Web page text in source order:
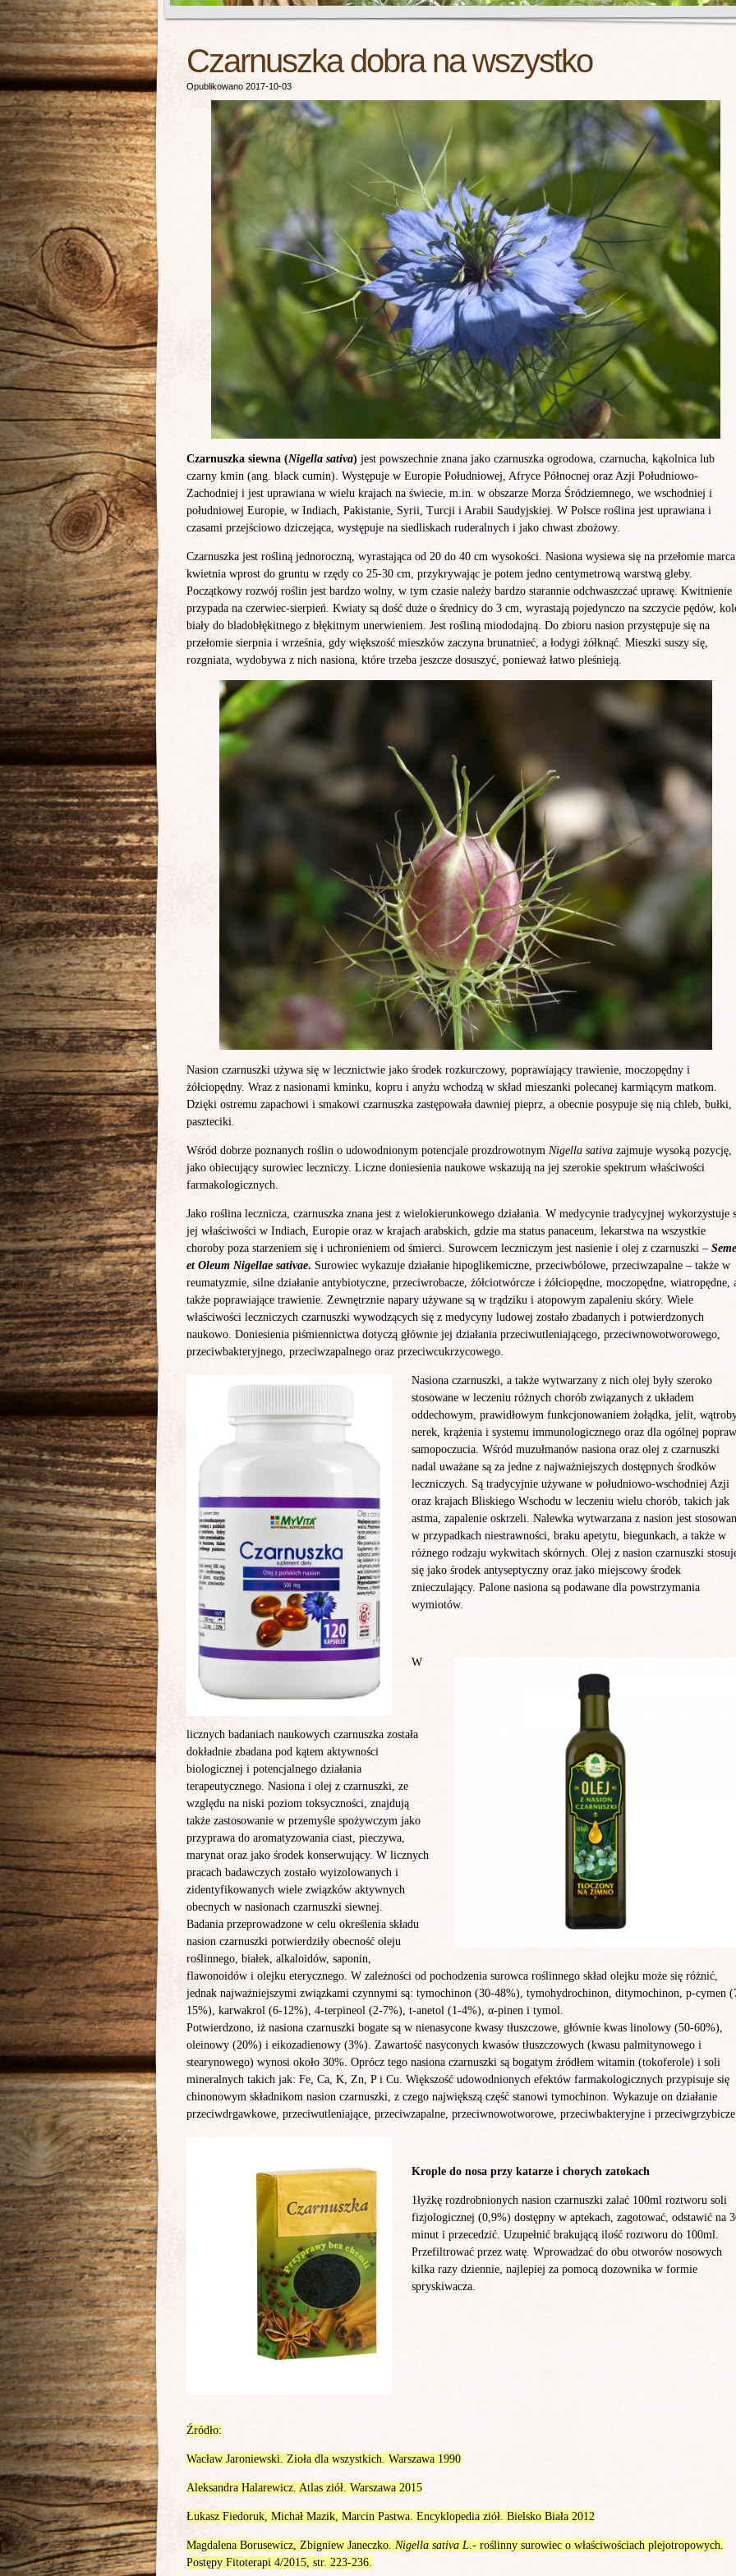
Czarnuszka dobra na wszystko
Opublikowano 2017-10-03
Czarnuszka siewna (Nigella sativa) jest powszechnie znana jako czarnuszka ogrodowa, czarnucha, kąkolnica lub
czarny kmin (ang. black cumin). Występuje w Europie Południowej, Afryce Północnej oraz Azji Południowo-
Zachodniej i jest uprawiana w wielu krajach na świecie, m.in. w obszarze Morza Śródziemnego, we wschodniej i
południowej Europie, w Indiach, Pakistanie, Syrii, Turcji i Arabii Saudyjskiej. W Polsce roślina jest uprawiana i
czasami przejściowo dziczejąca, występuje na siedliskach ruderalnych i jako chwast zbożowy.
Czarnuszka jest rośliną jednoroczną, wyrastająca od 20 do 40 cm wysokości. Nasiona wysiewa się na przełomie
kwietnia wprost do gruntu w rzędy co 25-30 cm, przykrywając je potem jedno centymetrową warstwą gleby.
Początkowy rozwój roślin jest bardzo wolny, w tym czasie należy bardzo starannie odchwaszczać uprawę. Kwitnienie
przypada na czerwiec-sierpień. Kwiaty są dość duże o średnicy do 3 cm, wyrastają pojedynczo na szczycie pędów,
biały do bladobłękitnego z błękitnym unerwieniem. Jest rośliną miododajną. Do zbioru nasion przystępuje się na
przełomie sierpnia i września, gdy większość mieszków zaczyna brunatnieć, a łodygi żółknąć. Mieszki suszy się,
rozgniata, wydobywa z nich nasiona, które trzeba jeszcze dosuszyć, ponieważ łatwo pleśnieją.
Nasion czarnuszki używa się w lecznictwie jako środek rozkurczowy, poprawiający trawienie, moczopędny i
żółciopędny. Wraz z nasionami kminku, kopru i anyżu wchodzą w skład mieszanki polecanej karmiącym matkom.
Dzięki ostremu zapachowi i smakowi czarnuszka zastępowała dawniej pieprz, a obecnie posypuje się nią chleb, bułki,
paszteciki.
Wśród dobrze poznanych roślin o udowodnionym potencjale prozdrowotnym Nigella sativa zajmuje wysoką pozycję,
jako obiecujący surowiec leczniczy. Liczne doniesienia naukowe wskazują na jej szerokie spektrum właściwości
farmakologicznych.
Jako roślina lecznicza, czarnuszka znana jest z wielokierunkowego działania. W medycynie tradycyjnej wykorzystuje
jej właściwości w Indiach, Europie oraz w krajach arabskich, gdzie ma status panaceum, lekarstwa na wszystkie
choroby poza starzeniem się i uchronieniem od śmierci. Surowcem leczniczym jest nasienie i olej z czarnuszki –
et Oleum Nigellae sativae. Surowiec wykazuje działanie hipoglikemiczne, przeciwbólowe, przeciwzapalne – także w
reumatyzmie, silne działanie antybiotyczne, przeciwrobacze, żółciotwórcze i żółciopędne, moczopędne, wiatropędne,
także poprawiające trawienie. Zewnętrznie napary używane są w trądziku i atopowym zapaleniu skóry. Wiele
właściwości leczniczych czarnuszki wywodzących się z medycyny ludowej zostało zbadanych i potwierdzonych
naukowo. Doniesienia piśmiennictwa dotyczą głównie jej działania przeciwutleniającego, przeciwnowotworowego,
przeciwbakteryjnego, przeciwzapalnego oraz przeciwcukrzycowego.
Nasiona czarnuszki, a także wytwarzany z nich olej były szeroko
stosowane w leczeniu różnych chorób związanych z układem
oddechowym, prawidłowym funkcjonowaniem żołądka, jelit,
nerek, krążenia i systemu immunologicznego oraz dla ogólnej
samopoczucia. Wśród muzułmanów nasiona oraz olej z czarnuszki
nadal uważane są za jedne z najważniejszych dostępnych środków
leczniczych. Są tradycyjnie używane w południowo-wschodniej Azji
oraz krajach Bliskiego Wschodu w leczeniu wielu chorób, takich jak
astma, zapalenie oskrzeli. Nalewka wytwarzana z nasion jest
w przypadkach niestrawności, braku apetytu, biegunkach, a także w
różnego rodzaju wykwitach skórnych. Olej z nasion czarnuszki
się jako środek antyseptyczny oraz jako miejscowy środek
znieczulający. Palone nasiona są podawane dla powstrzymania
wymiotów.
W
licznych badaniach naukowych czarnuszka została
dokładnie zbadana pod kątem aktywności
biologicznej i potencjalnego działania
terapeutycznego. Nasiona i olej z czarnuszki, ze
względu na niski poziom toksyczności, znajdują
także zastosowanie w przemyśle spożywczym jako
przyprawa do aromatyzowania ciast, pieczywa,
marynat oraz jako środek konserwujący. W licznych
pracach badawczych zostało wyizolowanych i
zidentyfikowanych wiele związków aktywnych
obecnych w nasionach czarnuszki siewnej.
Badania przeprowadzone w celu określenia składu
nasion czarnuszki potwierdziły obecność oleju
roślinnego, białek, alkaloidów, saponin,
flawonoidów i olejku eterycznego. W zależności od pochodzenia surowca roślinnego skład olejku może się różnić,
jednak najważniejszymi związkami czynnymi są: tymochinon (30-48%), tymohydrochinon, ditymochinon, p-cymen
15%), karwakrol (6-12%), 4-terpineol (2-7%), t-anetol (1-4%), α-pinen i tymol.
Potwierdzono, iż nasiona czarnuszki bogate są w nienasycone kwasy tłuszczowe, głównie kwas linolowy (50-60%),
oleinowy (20%) i eikozadienowy (3%). Zawartość nasyconych kwasów tłuszczowych (kwasu palmitynowego i
stearynowego) wynosi około 30%. Oprócz tego nasiona czarnuszki są bogatym źródłem witamin (tokoferole) i soli
mineralnych takich jak: Fe, Ca, K, Zn, P i Cu. Większość udowodnionych efektów farmakologicznych przypisuje się
chinonowym składnikom nasion czarnuszki, z czego największą część stanowi tymochinon. Wykazuje on działanie
przeciwdrgawkowe, przeciwutleniające, przeciwzapalne, przeciwnowotworowe, przeciwbakteryjne i
Krople do nosa przy katarze i chorych zatokach
1łyżkę rozdrobnionych nasion czarnuszki zalać 100ml roztworu soli
fizjologicznej (0,9%) dostępny w aptekach, zagotować, odstawić na
minut i przecedzić. Uzupełnić brakującą ilość roztworu do 100ml.
Przefiltrować przez watę. Wprowadzać do obu otworów nosowych
kilka razy dziennie, najlepiej za pomocą dozownika w formie
spryskiwacza.
Źródło:
Wacław Jaroniewski. Zioła dla wszystkich. Warszawa 1990
Aleksandra Halarewicz. Atlas ziół. Warszawa 2015
Łukasz Fiedoruk, Michał Mazik, Marcin Pastwa. Encyklopedia ziół. Bielsko Biała 2012
Magdalena Borusewicz, Zbigniew Janeczko. Nigella sativa L.- roślinny surowiec o właściwościach plejotropowych.
Postępy Fitoterapi 4/2015, str. 223-236.